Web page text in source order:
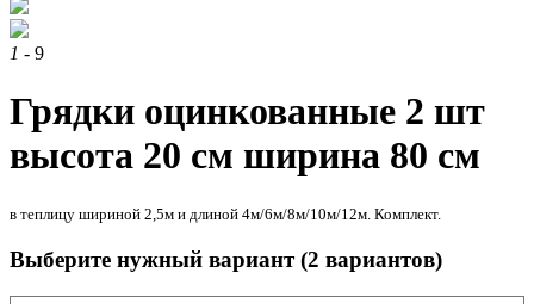
1 - 9
Грядки оцинкованные 2 шт
высота 20 см ширина 80 см
в теплицу шириной 2,5м и длиной 4м/6м/8м/10м/12м. Комплект.
Выберите нужный вариант(2 вариантов)